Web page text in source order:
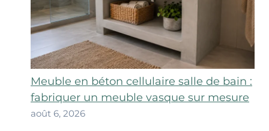
Meuble en béton cellulaire salle de bain :
fabriquer un meuble vasque sur mesure
août 6, 2026